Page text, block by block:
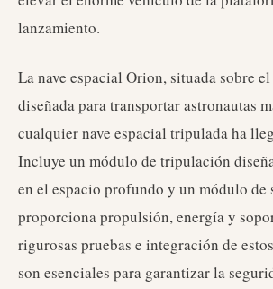
lanzamiento.
La nave espacial Orion, situada sobre el
diseñada para transportar astronautas
cualquier nave espacial tripulada ha
Incluye un módulo de tripulación
en el espacio profundo y un módulo de
proporciona propulsión, energía y
rigurosas pruebas e integración de
son esenciales para garantizar la